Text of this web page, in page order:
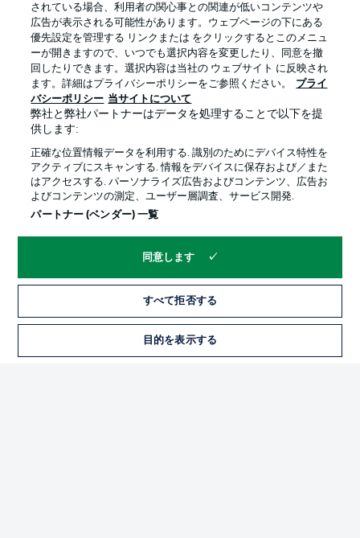
BUNDESLIGA APP
Official Partners
プライバシー・ポリシー 優先設定を管理する
されている場合、利用者の関心事との関連が低いコンテンツや
広告が表示される可能性があります。ウェブページの下にある
優先設定を管理する リンクまたは をクリックするとこのメニュ
ーが開きますので、いつでも選択内容を変更したり、同意を撤
回したりできます。選択内容は当社の ウェブサイト に反映され
ます。詳細はプライバシーポリシーをご参照ください。
プライ
バシーポリシー 当サイトについて
弊社と弊社パートナーはデータを処理することで以下を提
供します:
正確な位置情報データを利用する. 識別のためにデバイス特性を
アクティブにスキャンする. 情報をデバイスに保存および／また
はアクセスする. パーソナライズ広告およびコンテンツ、広告お
よびコンテンツの測定、ユーザー層調査、サービス開発.
パートナー (ベンダー) 一覧
同意します
すべて拒否する
目的を表示する